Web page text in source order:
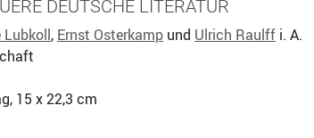
DEUTSCHE LITERATUR
Lubkoll, Ernst Osterkamp und Ulrich Raulff i. A.
15 x 22,3 cm